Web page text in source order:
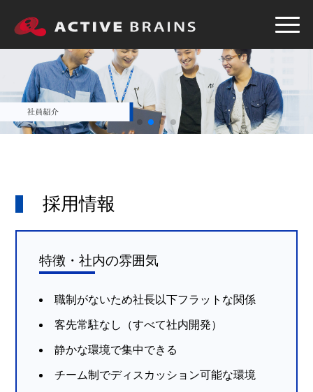
採用情報
特徴・社内の雰囲気
職制がないため社長以下フラットな関係
客先常駐なし（すべて社内開発）
静かな環境で集中できる
チーム制でディスカッション可能な環境